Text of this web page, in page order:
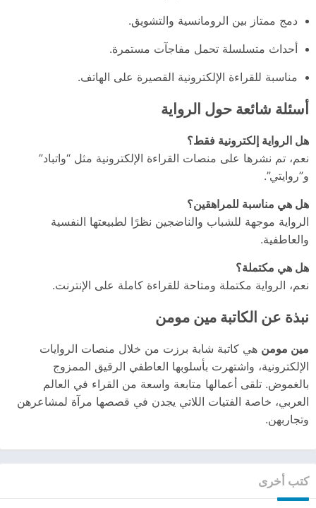
دمج ممتاز بين الرومانسية والتشويق.
أحداث متسلسلة تحمل مفاجآت مستمرة.
مناسبة للقراءة الإلكترونية القصيرة على الهاتف.
أسئلة شائعة حول الرواية
هل الرواية إلكترونية فقط؟
نعم، تم نشرها على منصات القراءة الإلكترونية مثل “واتباد”
و”روايتي”.
هل هي مناسبة للمراهقين؟
الرواية موجهة للشباب والناضجين نظرًا لطبيعتها النفسية
والعاطفية.
هل هي مكتملة؟
نعم، الرواية مكتملة ومتاحة للقراءة كاملة على الإنترنت.
نبذة عن الكاتبة مين مومن
مين مومن هي كاتبة شابة برزت من خلال منصات الروايات
الإلكترونية، واشتهرت بأسلوبها العاطفي الرقيق الممزوج
بالغموض. تلقى أعمالها متابعة واسعة من القراء في العالم
العربي، خاصة الفتيات اللاتي يجدن في قصصها مرآة لمشاعرهن
وتجاربهن.
كتب أخرى